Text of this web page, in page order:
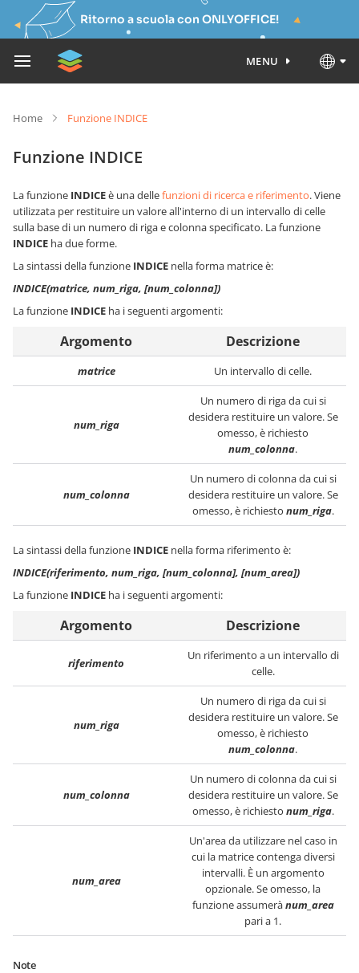
Ritorno a scuola con ONLYOFFICE!
MENU
Home Funzione INDICE
Funzione INDICE
La funzione INDICEè una dellefunzioni di ricerca e riferimento. Viene
utilizzata per restituire un valore all'interno di un intervallo di celle
sulla base di un numero di riga e colonna specificato. La funzione
INDICE ha due forme.
La sintassi della funzione INDICE nella forma matrice è:
INDICE(matrice, num_riga, [num_colonna])
La funzione INDICE ha i seguenti argomenti:
Argomento Descrizione
matrice Un intervallo di celle.
num_riga
Un numero di riga da cui si
desidera restituire un valore. Se
omesso, è richiesto
num_colonna.
num_colonna
Un numero di colonna da cui si
desidera restituire un valore. Se
omesso, è richiesto num_riga.
La sintassi della funzione INDICE nella forma riferimento è:
INDICE(riferimento, num_riga, [num_colonna], [num_area])
La funzione INDICE ha i seguenti argomenti:
Argomento Descrizione
riferimento
Un riferimento a un intervallo di
celle.
num_riga
Un numero di riga da cui si
desidera restituire un valore. Se
omesso, è richiesto
num_colonna.
num_colonna
Un numero di colonna da cui si
desidera restituire un valore. Se
omesso, è richiesto num_riga.
num_area
Un'area da utilizzare nel caso in
cui la matrice contenga diversi
intervalli. È un argomento
opzionale. Se omesso, la
funzione assumerànum_area
pari a 1.
Note